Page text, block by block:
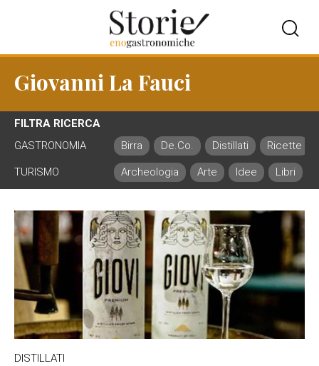
Giovanni La Fauci
FILTRA RICERCA
GASTRONOMIA
Birra De.Co. Distillati Ricette
TURISMO Archeologia Arte Idee Libri
DISTILLATI